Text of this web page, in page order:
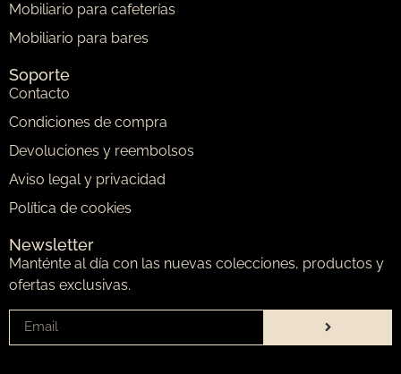
Mobiliario para cafeterías
Mobiliario para bares
Soporte
Contacto
Condiciones de compra
Devoluciones y reembolsos
Aviso legal y privacidad
Política de cookies
Newsletter
Manténte al día con las nuevas colecciones, productos y
ofertas exclusivas.